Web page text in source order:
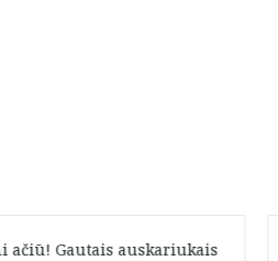
ačiū! Gautais auskariukais